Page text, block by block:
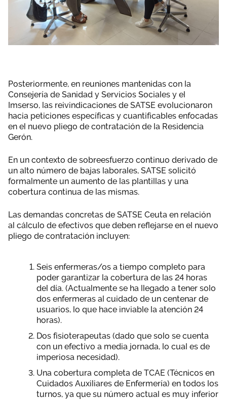
Posteriormente, en reuniones mantenidas con la
Consejería de Sanidad y Servicios Sociales y el
Imserso, las reivindicaciones de SATSE evolucionaron
hacia peticiones específicas y cuantificables enfocadas
en el nuevo pliego de contratación de la Residencia
Gerón.
En un contexto de sobreesfuerzo continuo derivado de
un alto número de bajas laborales, SATSE solicitó
formalmente un aumento de las plantillas y una
cobertura continua de las mismas.
Las demandas concretas de SATSE Ceuta en relación
al cálculo de efectivos que deben reflejarse en el nuevo
pliego de contratación incluyen:
Seis enfermeras/os a tiempo completo para
poder garantizar la cobertura de las 24 horas
del día. (Actualmente se ha llegado a tener solo
dos enfermeras al cuidado de un centenar de
usuarios, lo que hace inviable la atención 24
horas).
Dos fisioterapeutas (dado que solo se cuenta
con un efectivo a media jornada, lo cual es de
imperiosa necesidad).
Una cobertura completa de TCAE (Técnicos en
Cuidados Auxiliares de Enfermería) en todos los
turnos, ya que su número actual es muy inferior